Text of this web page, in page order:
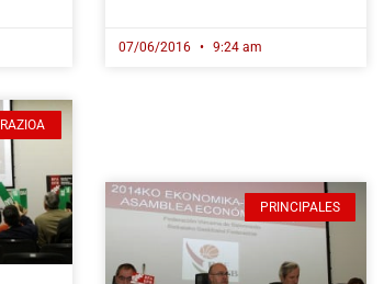
07/06/2016 9:24 am
PRINCIPALES